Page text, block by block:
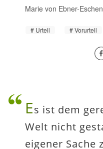
Marie von Ebner-
Urteil Vorurteil
Es ist dem
Welt nicht
eigener Sache